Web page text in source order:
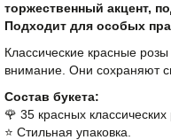
торжественный акцент,
Подходит для особых
Классические красные
внимание. Они сохраняют
Состав букета:
🌹 35 красных классических
⭐️ Стильная упаковка.